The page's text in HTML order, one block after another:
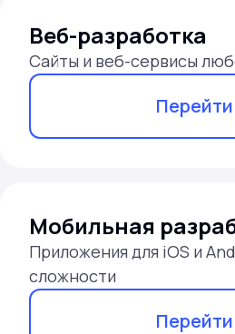
Веб-разработка
Сайты и веб-сервисы
Перейти
Мобильная
Приложения для iOS и
сложности
Перейти